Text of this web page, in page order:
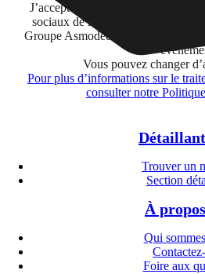
J’accepte de recevoir des
sociaux de la part de Financière
Groupe Asmodee listées
Vous pouvez changer
Pour plus d’informations sur le
consulter notre
Trouver un
Section
À propos
Qui
Foire aux